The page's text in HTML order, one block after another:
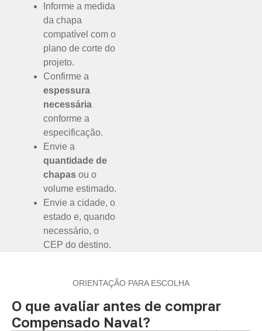
Informe a medida
da chapa
compatível com o
plano de corte do
projeto.
Confirme a
espessura
necessária
conforme a
especificação.
Envie a
quantidade de
chapas ou o
volume estimado.
Envie a cidade, o
estado e, quando
necessário, o
CEP do destino.
ORIENTAÇÃO PARA ESCOLHA
O que avaliar antes de comprar
Compensado Naval?